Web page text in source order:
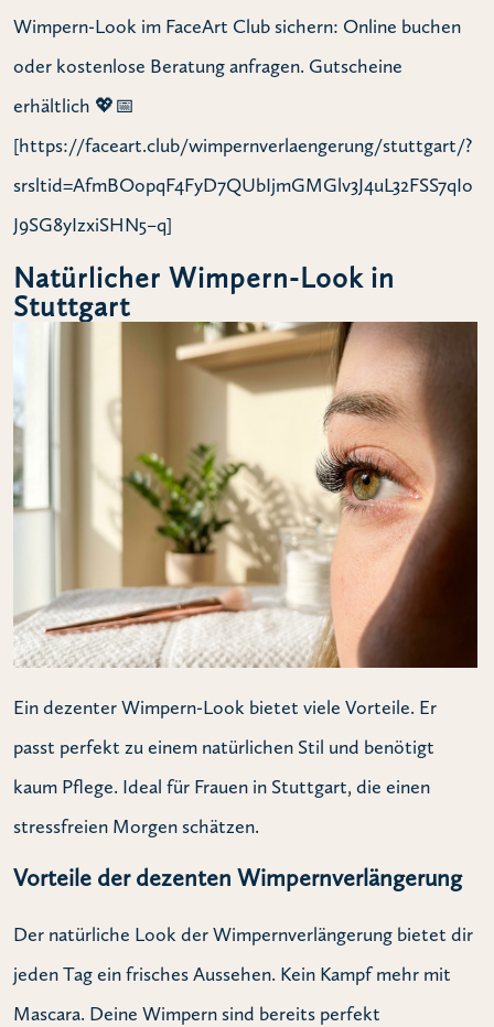
Wimpern-Look im FaceArt Club sichern: Online buchen
oder kostenlose Beratung anfragen. Gutscheine
erhältlich 💖📅
[https://faceart.club/wimpernverlaengerung/stuttgart/?
srsltid=AfmBOopqF4FyD7QUbIjmGMGlv3J4uL32FSS7qIo
J9SG8yIzxiSHN5–q]
Natürlicher Wimpern-Look in
Stuttgart
Ein dezenter Wimpern-Look bietet viele Vorteile. Er
passt perfekt zu einem natürlichen Stil und benötigt
kaum Pflege. Ideal für Frauen in Stuttgart, die einen
stressfreien Morgen schätzen.
Vorteile der dezenten Wimpernverlängerung
Der natürliche Look der Wimpernverlängerung bietet dir
jeden Tag ein frisches Aussehen. Kein Kampf mehr mit
Mascara. Deine Wimpern sind bereits perfekt